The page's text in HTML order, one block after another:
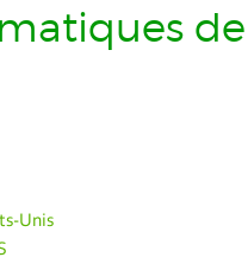
de
Unis